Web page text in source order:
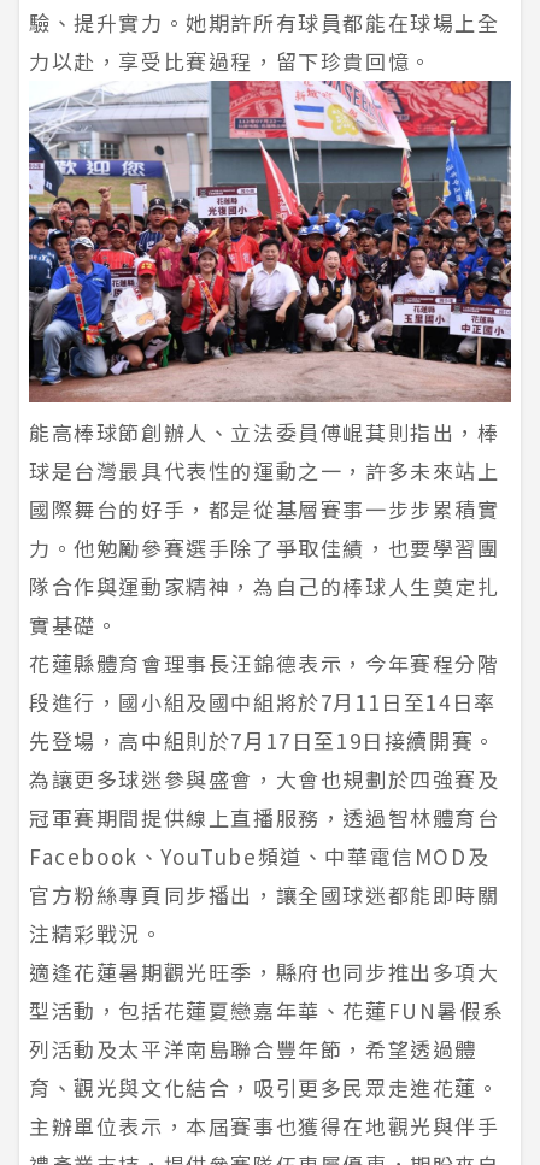
驗、提升實力。她期許所有球員都能在球場上全
力以赴，享受比賽過程，留下珍貴回憶。
能高棒球節創辦人、立法委員傅崐萁則指出，棒
球是台灣最具代表性的運動之一，許多未來站上
國際舞台的好手，都是從基層賽事一步步累積實
力。他勉勵參賽選手除了爭取佳績，也要學習團
隊合作與運動家精神，為自己的棒球人生奠定扎
實基礎。
花蓮縣體育會理事長汪錦德表示，今年賽程分階
段進行，國小組及國中組將於7月11日至14日率
先登場，高中組則於7月17日至19日接續開賽。
為讓更多球迷參與盛會，大會也規劃於四強賽及
冠軍賽期間提供線上直播服務，透過智林體育台
Facebook、YouTube頻道、中華電信MOD及
官方粉絲專頁同步播出，讓全國球迷都能即時關
注精彩戰況。
適逢花蓮暑期觀光旺季，縣府也同步推出多項大
型活動，包括花蓮夏戀嘉年華、花蓮FUN暑假系
列活動及太平洋南島聯合豐年節，希望透過體
育、觀光與文化結合，吸引更多民眾走進花蓮。
主辦單位表示，本屆賽事也獲得在地觀光與伴手